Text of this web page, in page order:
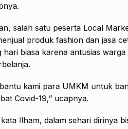
salah satu peserta Local
produk fashion dan jasa
hari biasa karena antusias
kami para UMKM untuk
Covid-19,” ucapnya.
Ilham, dalam sehari dirinya